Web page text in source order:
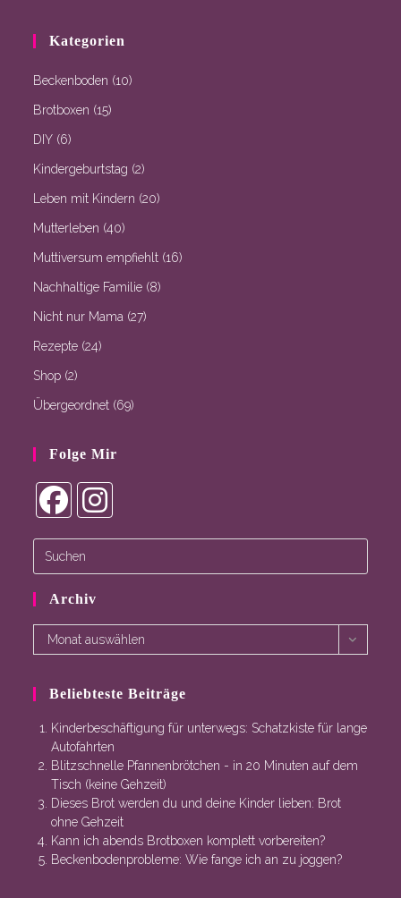
Kategorien
Beckenboden (10)
Brotboxen (15)
DIY (6)
Kindergeburtstag (2)
Leben mit Kindern (20)
Mutterleben (40)
Muttiversum empfiehlt (16)
Nachhaltige Familie (8)
Nicht nur Mama (27)
Rezepte (24)
Shop (2)
Übergeordnet (69)
Folge Mir
in
tab
a
tab
Archiv
ArchivMonat auswählen
Beliebteste Beiträge
Kinderbeschäftigung für unterwegs: Schatzkiste für lange
Autofahrten
Blitzschnelle Pfannenbrötchen - in 20 Minuten auf dem
Tisch (keine Gehzeit)
Dieses Brot werden du und deine Kinder lieben: Brot
ohne Gehzeit
Kann ich abends Brotboxen komplett vorbereiten?
Beckenbodenprobleme: Wie fange ich an zu joggen?